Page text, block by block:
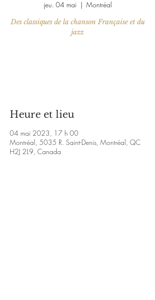
jeu. 04 mai
  |
Montréal
Des classiques de la chanson Française et du
jazz
Heure et lieu
04 mai 2023, 17 h 00
Montréal, 5035 R. Saint-Denis, Montréal, QC
H2J 2L9, Canada